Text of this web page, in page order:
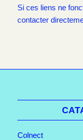
Si ces liens ne
contacter
Colnect